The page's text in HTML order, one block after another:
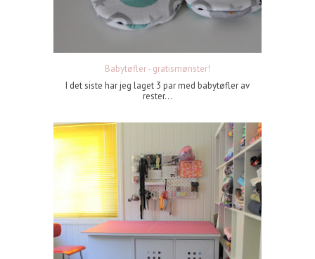
Babytøfler - gratismønster!
I det siste har jeg laget 3 par med babytøfler av
rester...